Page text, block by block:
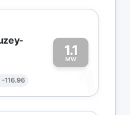
116.96
1.1
MW
1